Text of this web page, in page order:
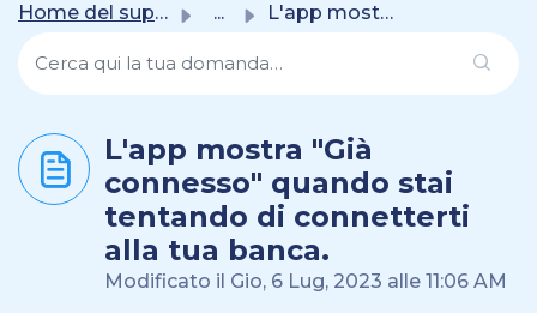
Home del supporto ... L'app mostra "Già connesso" quando stai ten...
L'app mostra "Già
connesso" quando stai
tentando di connetterti
alla tua banca.
Modificato il Gio, 6 Lug, 2023 alle 11:06 AM